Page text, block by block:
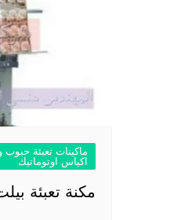
ماكينات تعبئة
اكياس اوتوماتيك
مكنة تعبئة